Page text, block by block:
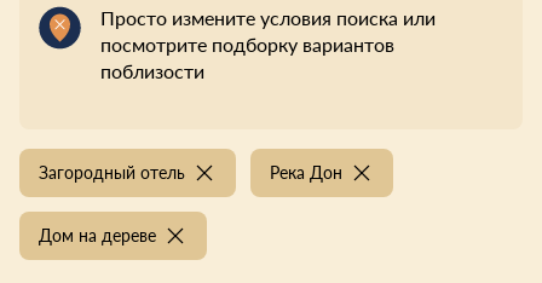
Просто измените условия поиска или
посмотрите подборку вариантов
поблизости
Загородный отель Река Дон
Дом на дереве